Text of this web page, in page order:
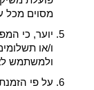
מסוים מכל
יוער, כי
ו/או
ולמשתמש
על פי